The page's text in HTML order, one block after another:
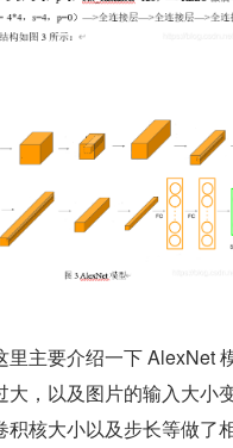
里主要介绍一下 AlexNet
，以及图片的输入大小
核大小以及步长等做了